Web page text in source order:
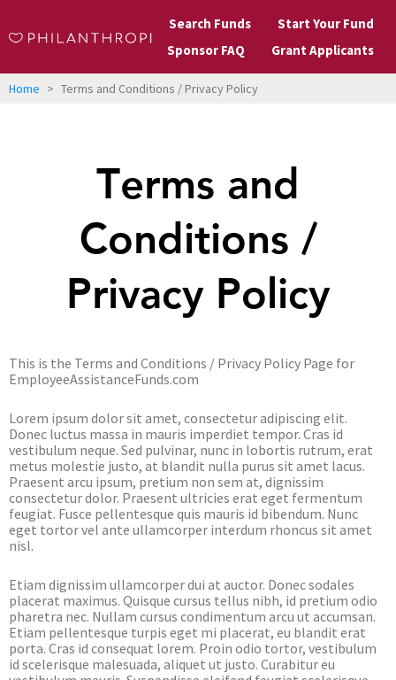
Search Funds
Start Your Fund
Sponsor FAQ
Grant Applicants
Home > Terms and Conditions / Privacy Policy
Terms and
Conditions /
Privacy Policy
This is the Terms and Conditions / Privacy Policy Page for
EmployeeAssistanceFunds.com
Lorem ipsum dolor sit amet, consectetur adipiscing elit.
Donec luctus massa in mauris imperdiet tempor. Cras id
vestibulum neque. Sed pulvinar, nunc in lobortis rutrum, erat
metus molestie justo, at blandit nulla purus sit amet lacus.
Praesent arcu ipsum, pretium non sem at, dignissim
consectetur dolor. Praesent ultricies erat eget fermentum
feugiat. Fusce pellentesque quis mauris id bibendum. Nunc
eget tortor vel ante ullamcorper interdum rhoncus sit amet
nisl.
Etiam dignissim ullamcorper dui at auctor. Donec sodales
placerat maximus. Quisque cursus tellus nibh, id pretium odio
pharetra nec. Nullam cursus condimentum arcu ut accumsan.
Etiam pellentesque turpis eget mi placerat, eu blandit erat
porta. Cras id consequat lorem. Proin odio tortor, vestibulum
id scelerisque malesuada, aliquet ut justo. Curabitur eu